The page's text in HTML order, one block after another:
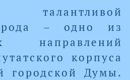
талантливой
– одно из
направлений
корпуса
городской Думы.